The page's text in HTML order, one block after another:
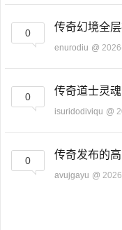
0 传奇幻境全
enurodiu @
0 传奇道士灵
isuridodiviqu @
0 传奇发布的
avujgayu @